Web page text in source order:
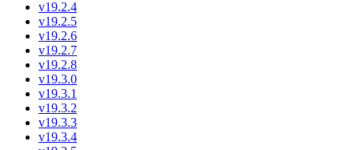
v19.2.4
v19.2.5
v19.2.6
v19.2.7
v19.2.8
v19.3.0
v19.3.1
v19.3.2
v19.3.3
v19.3.4